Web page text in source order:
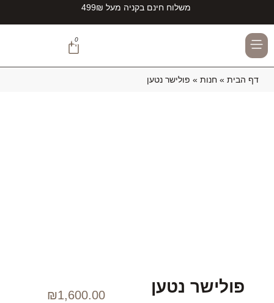
משלוח חינם בקניה מעל 499₪
0
דף הבית » חנות » פולישר נטען
פולישר נטען ₪1,600.00